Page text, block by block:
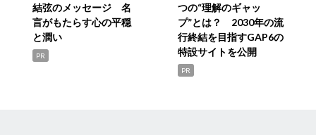
結弦のメッセージ 名
言がもたらす心の平穏
と潤い
PR
つの“理解のギャッ
プ”とは？ 2030年の流
行終結を目指すGAP6の
特設サイトを公開
PR